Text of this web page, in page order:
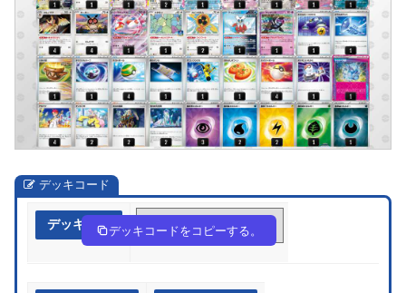
デッキコード
デッキ作成 2Syy3y-mSrFzw-pMpp2p
デッキコードをコピーする。